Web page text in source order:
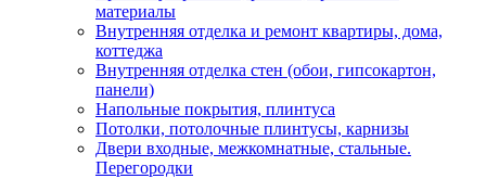
материалы
Внутренняя отделка и ремонт квартиры, дома,
коттеджа
Внутренняя отделка стен (обои, гипсокартон,
панели)
Напольные покрытия, плинтуса
Потолки, потолочные плинтусы, карнизы
Двери входные, межкомнатные, стальные.
Перегородки